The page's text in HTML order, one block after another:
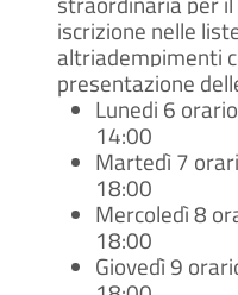
iscrizione nelle
altriadempimenti
presentazione
Lunedi 6
14:00
Martedì 7
18:00
Mercoledì 8
18:00
Giovedì 9